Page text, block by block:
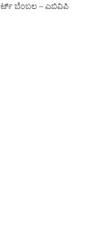
ಬೆಂಬಲ – ಎಬಿವಿಪಿ